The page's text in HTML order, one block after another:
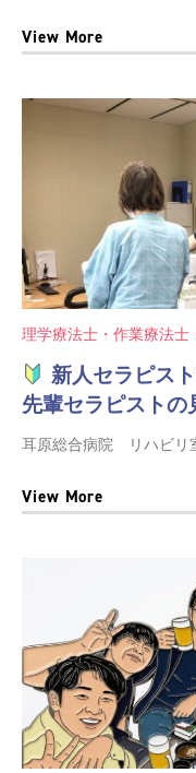
View More
理学療法士・作業療法士
新人セラピス
先輩セラピストの
耳原総合病院 リハビリ
View More